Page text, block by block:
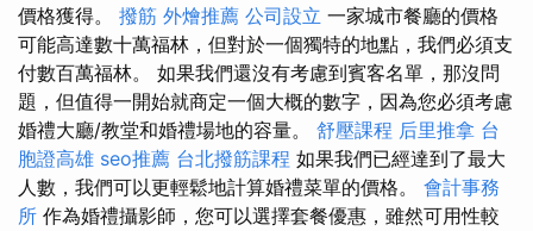
價格獲得。 撥筋 外燴推薦 公司設立 一家城市餐廳的價格
可能高達數十萬福林，但對於一個獨特的地點，我們必須支
付數百萬福林。 如果我們還沒有考慮到賓客名單，那沒問
題，但值得一開始就商定一個大概的數字，因為您必須考慮
婚禮大廳/教堂和婚禮場地的容量。 舒壓課程 后里推拿 台
胞證高雄 seo推薦 台北撥筋課程 如果我們已經達到了最大
人數，我們可以更輕鬆地計算婚禮菜單的價格。 會計事務
所 作為婚禮攝影師，您可以選擇套餐優惠，雖然可用性較